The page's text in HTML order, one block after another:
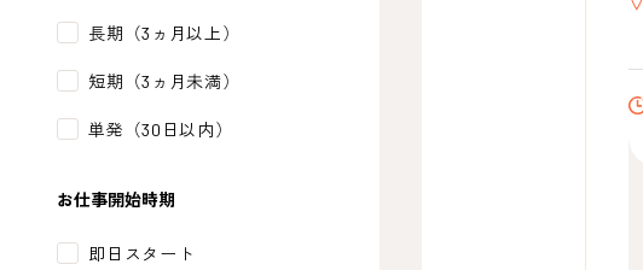
長期（3ヵ月以上）
短期（3ヵ月未満）
単発（30日以内）
お仕事開始時期
即日スタート